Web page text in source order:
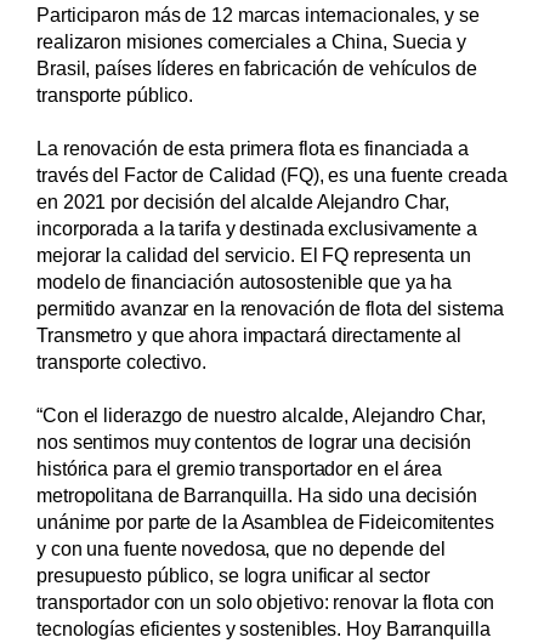
Participaron más de 12 marcas internacionales, y se
realizaron misiones comerciales a China, Suecia y
Brasil, países líderes en fabricación de vehículos de
transporte público.
La renovación de esta primera flota es financiada a
través del Factor de Calidad (FQ), es una fuente creada
en 2021 por decisión del alcalde Alejandro Char,
incorporada a la tarifa y destinada exclusivamente a
mejorar la calidad del servicio. El FQ representa un
modelo de financiación autosostenible que ya ha
permitido avanzar en la renovación de flota del sistema
Transmetro y que ahora impactará directamente al
transporte colectivo.
“Con el liderazgo de nuestro alcalde, Alejandro Char,
nos sentimos muy contentos de lograr una decisión
histórica para el gremio transportador en el área
metropolitana de Barranquilla. Ha sido una decisión
unánime por parte de la Asamblea de Fideicomitentes
y con una fuente novedosa, que no depende del
presupuesto público, se logra unificar al sector
transportador con un solo objetivo: renovar la flota con
tecnologías eficientes y sostenibles. Hoy Barranquilla